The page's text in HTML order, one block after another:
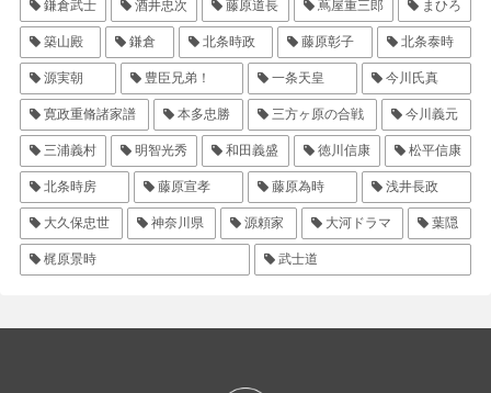
鎌倉武士 酒井忠次 藤原道長 蔦屋重三郎 まひろ
築山殿 鎌倉 北条時政 藤原彰子 北条泰時
源実朝 豊臣兄弟！ 一条天皇 今川氏真
寛政重脩諸家譜 本多忠勝 三方ヶ原の合戦 今川義元
三浦義村 明智光秀 和田義盛 徳川信康 松平信康
北条時房 藤原宣孝 藤原為時 浅井長政
大久保忠世 神奈川県 源頼家 大河ドラマ 葉隠
梶原景時 武士道